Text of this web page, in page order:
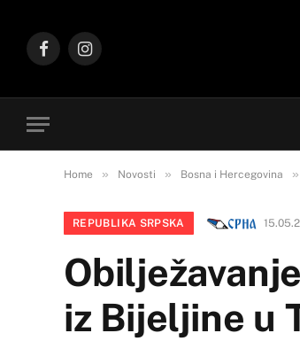
FacebookInstagram
Home » Novosti » Bosna i Hercegovina »
REPUBLIKA SRPSKA
iz Bijeljine u